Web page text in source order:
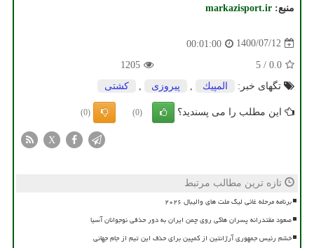
منبع: markazisport.ir
1400/07/12
00:01:00
0.0
/
5
1205
تگهای خبر:
المپیك پیروزی كشتی
این مطلب را می پسندید؟ (0)
(0)
X
تازه ترین مطالب مرتبط
برنامه مرحله غائی لیگ ملت های والیبال ۲۰۲۶
صعود مقتدرانه پسران هاکی روی چمن ایران به دور حذفی نوجوانان آسیا
خشم رئیس جمهوری آرژانتین از کمپین برای حذف این تیم از جام جهانی